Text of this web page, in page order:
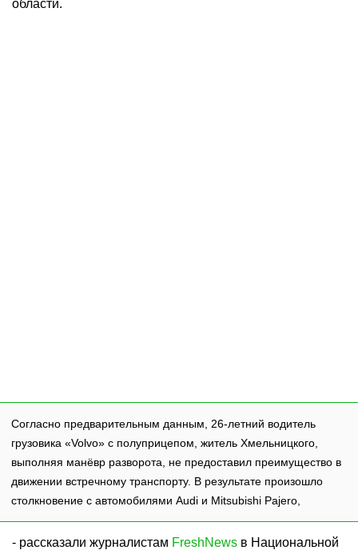
области.
Согласно предварительным данным, 26-летний водитель
грузовика «Volvo» с полуприцепом, житель Хмельницкого,
выполняя манёвр разворота, не предоставил преимущество в
движении встречному транспорту. В результате произошло
столкновение с автомобилями Audi и Mitsubishi Pajero,
- рассказали журналистам FreshNews в Национальной